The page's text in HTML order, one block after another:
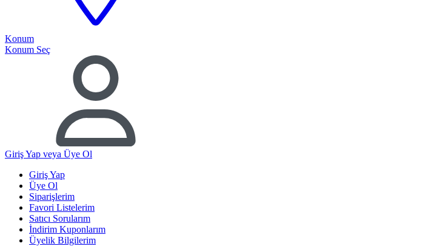
Konum
Konum Seç
Giriş Yap veya Üye Ol
Giriş Yap
Üye Ol
Siparişlerim
Favori Listelerim
Satıcı Sorularım
İndirim Kuponlarım
Üyelik Bilgilerim